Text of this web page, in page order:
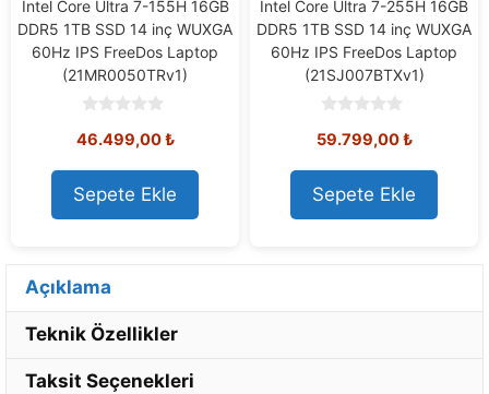
Intel Core Ultra 7-155H 16GB
DDR5 1TB SSD 14 inç WUXGA
60Hz IPS FreeDos Laptop
(21MR0050TRv1)
o
t
o
f
5
46.499,00₺
Sepete Ekle
Intel Core Ultra 7-255H 16GB
DDR5 1TB SSD 14 inç WUXGA
60Hz IPS FreeDos Laptop
(21SJ007BTXv1)
o
t
o
f
5
59.799,00₺
Sepete Ekle
Açıklama
Teknik Özellikler
Taksit Seçenekleri